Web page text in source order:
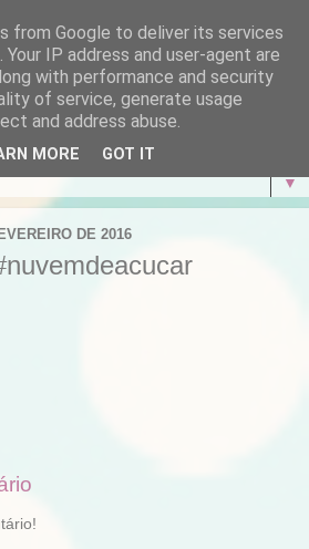
▼
DE 2016
from Google to deliver its services
IP address and user-agent are
with performance and security
of service, generate usage
and address abuse.
MORE GOT IT